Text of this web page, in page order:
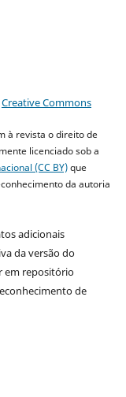
Creative Commons
à revista o direito de
licenciado sob a
(CC BY)que
da autoria
adicionais
da versão do
em repositório
de